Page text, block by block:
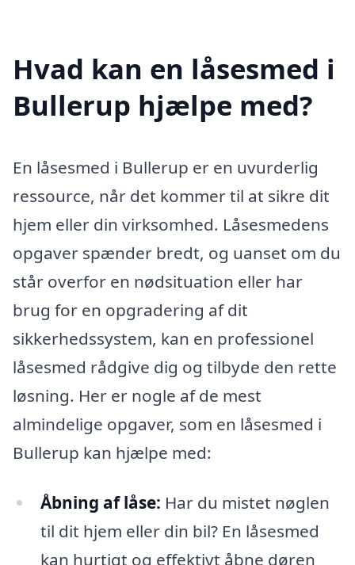
Hvad kan en låsesmed i
Bullerup hjælpe med?
En låsesmed i Bullerup er en uvurderlig
ressource, når det kommer til at sikre dit
hjem eller din virksomhed. Låsesmedens
opgaver spænder bredt, og uanset om du
står overfor en nødsituation eller har
brug for en opgradering af dit
sikkerhedssystem, kan en professionel
låsesmed rådgive dig og tilbyde den rette
løsning. Her er nogle af de mest
almindelige opgaver, som en låsesmed i
Bullerup kan hjælpe med:
Åbning af låse: Har du mistet nøglen
til dit hjem eller din bil? En låsesmed
kan hurtigt og effektivt åbne døren